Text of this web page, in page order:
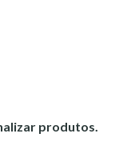
produtos.